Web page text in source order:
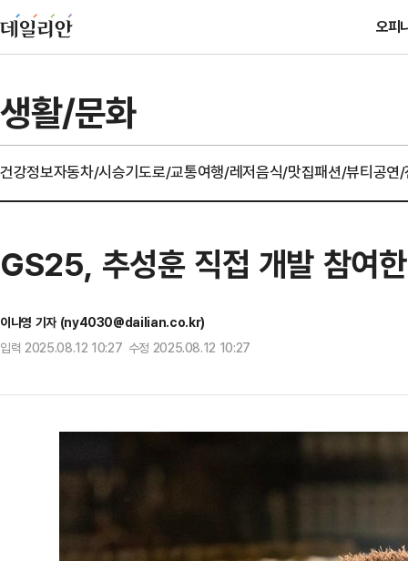
오피
생활/문화
건강정보자동차/시승기도로/교통여행/레저음식/맛집패션/뷰티공연
GS25, 추성훈 직접 개발 참여
이나영 기자 (ny4030@dailian.co.kr)
입력 2025.08.12 10:27 수정 2025.08.12 10:27